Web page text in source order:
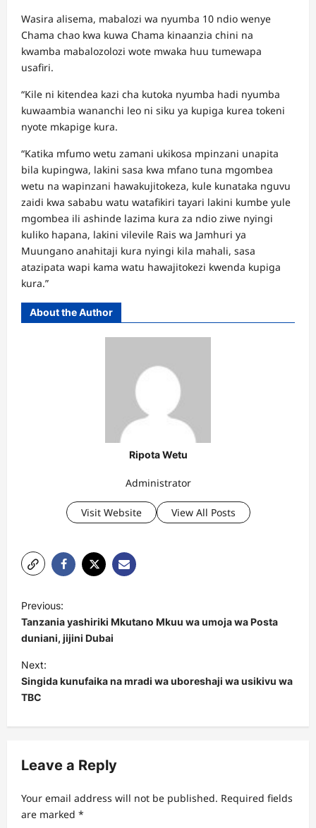
Wasira alisema, mabalozi wa nyumba 10 ndio wenye
Chama chao kwa kuwa Chama kinaanzia chini na
kwamba mabalozolozi wote mwaka huu tumewapa
usafiri.
“Kile ni kitendea kazi cha kutoka nyumba hadi nyumba
kuwaambia wananchi leo ni siku ya kupiga kurea tokeni
nyote mkapige kura.
“Katika mfumo wetu zamani ukikosa mpinzani unapita
bila kupingwa, lakini sasa kwa mfano tuna mgombea
wetu na wapinzani hawakujitokeza, kule kunataka nguvu
zaidi kwa sababu watu watafikiri tayari lakini kumbe yule
mgombea ili ashinde lazima kura za ndio ziwe nyingi
kuliko hapana, lakini vilevile Rais wa Jamhuri ya
Muungano anahitaji kura nyingi kila mahali, sasa
atazipata wapi kama watu hawajitokezi kwenda kupiga
kura.”
About the Author
Ripota Wetu
Administrator
Visit Website View All Posts
P
o
s
t
n
a
v
g
a
t
Previous:
Tanzania yashiriki Mkutano Mkuu wa umoja wa Posta
duniani, jijini Dubai
Next:
Singida kunufaika na mradi wa uboreshaji wa usikivu wa
TBC
Leave a Reply
Your email address will not be published. Required fields
are marked *